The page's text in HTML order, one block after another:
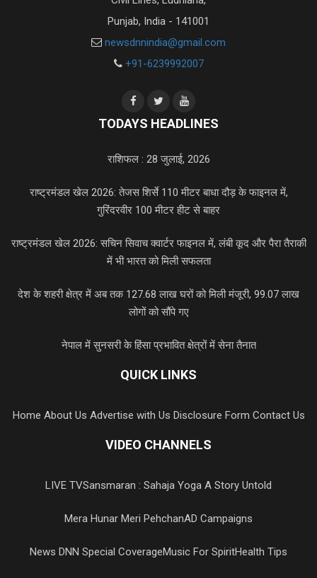
Punjab, India - 141001
newsdnnindia@gmail.com
+91-6239992007
TODAYS HEADLINES
राशिफल : 28 जुलाई, 2026
राष्ट्रमंडल खेल 2026: तेजस शिर्से 110 मीटर बाधा दौड़ के फाइनल में,
गुरिंदरवीर 100 मीटर हीट से बाहर
राष्ट्रमंडल खेल 2026: सचिन सिवाच क्वार्टर फाइनल में, लंबी कूद और पैरा तैराकी
में भी भारत को मिली सफलता
देश के शहरी क्षेत्र में अब तक 127.68 लाख घरों को मिली मंजूरी, 99.07 लाख
लोगों को सौंपे गए
नेपाल में सुनसरी के हिंसा प्रभावित क्षेत्रों में सेना तैनात
QUICK LINKS
Home About Us Advertise with Us Disclosure Form Contact Us
VIDEO CHANNELS
LIVE TVSansmaran : Sahaja Yoga A Story Untold
Mera Hunar Meri PehchanAD Campaigns
News DNN Special CoverageMusic For SpiritHealth Tips